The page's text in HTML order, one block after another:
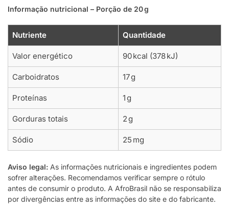
Informação nutricional – Porção de 20 g
Nutriente Quantidade
Valor energético 90 kcal (378 kJ)
Carboidratos 17 g
Proteínas 1 g
Gorduras totais 2 g
Sódio 25 mg
Aviso legal: As informações nutricionais e ingredientes podem
sofrer alterações. Recomendamos verificar sempre o rótulo
antes de consumir o produto. A AfroBrasil não se responsabiliza
por divergências entre as informações do site e do fabricante.